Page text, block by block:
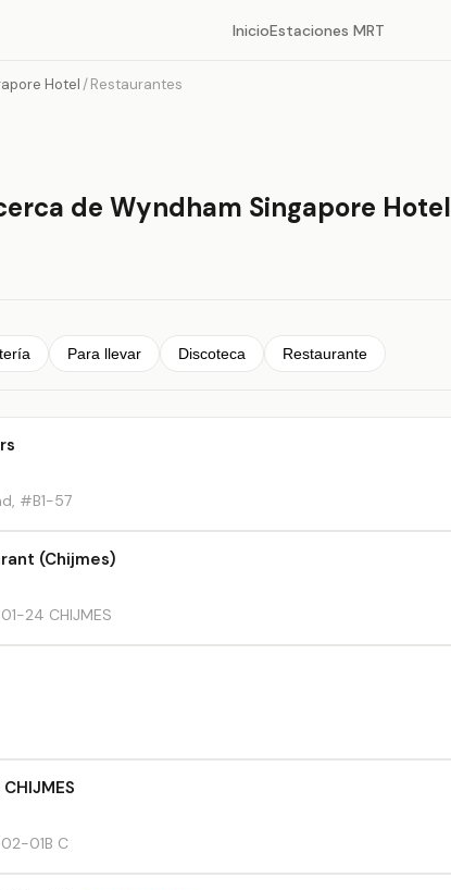
InicioEstaciones MRT
Hotel /Restaurantes
de Wyndham Singapore Hotel
Para llevar Discoteca Restaurante
#B1-57
(Chijmes)
24 CHIJMES
01B C